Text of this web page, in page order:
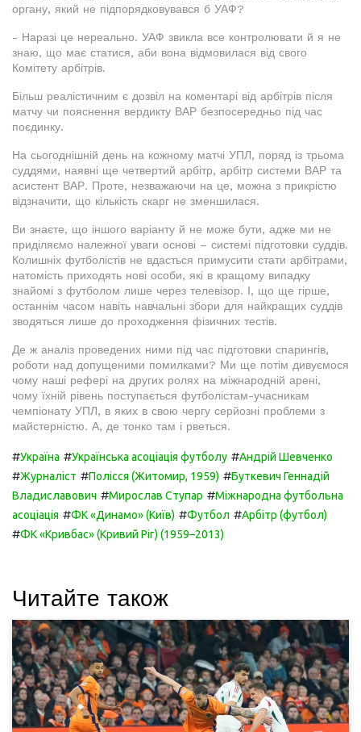
органу, який не підпорядковувався б УАФ?
- Наразі це нереально. УАФ звикла все контролювати й я не
знаю, що має статися, аби вона відмовилася від свого
Комітету арбітрів.
Більш реалістичним є дозвіл на коментарі від арбітрів після
матчу чи пояснення вердикту ВАР безпосередньо під час
поєдинку.
На сьогоднішній день на кожному матчі УПЛ, поряд із трьома
суддями, наявні ще четвертий арбітр, арбітр системи ВАР та
асистент ВАР. Проте, незважаючи на це, можна з прикрістю
відзначити, що кількість скарг не зменшилася.
Ви знаєте, що іншого варіанту й не може бути, адже ми не
приділяємо належної уваги основі – системі підготовки суддів.
Колишніх футболістів не вдасться примусити стати арбітрами,
натомість приходять нові особи, які в кращому випадку
знайомі з футболом лише через телевізор. І, що ще гірше,
останнім часом навіть навчальні збори для найкращих суддів
зводяться лише до проходження фізичних тестів.
Де ж аналіз проведених ними під час підготовки спарингів,
роботи над допущеними помилками? Ми ще потім дивуємося
чому наші рефері на других ролях на міжнародній арені,
чому їхній рівень поступається футболістам-учасникам
чемпіонату УПЛ, в яких в свою чергу серйозні проблеми з
майстерністю. А, де тонко там і рветься.
#Україна #Українська асоціація футболу #Андрій Шевченко
#Журналіст #Полісся (Житомир, 1959) #Буткевич Геннадій
Владиславович #Мирослав Ступар #Міжнародна футбольна
асоціація #ФК «Динамо» (Київ) #Футбол #Арбітр (футбол)
#ФК «Кривбас» (Кривий Ріг) (1959–2013)
Читайте також